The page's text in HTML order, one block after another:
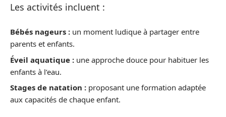
Les activités incluent :
Bébés nageurs : un moment ludique à partager entre
parents et enfants.
Éveil aquatique : une approche douce pour habituer les
enfants à l’eau.
Stages de natation : proposant une formation adaptée
aux capacités de chaque enfant.